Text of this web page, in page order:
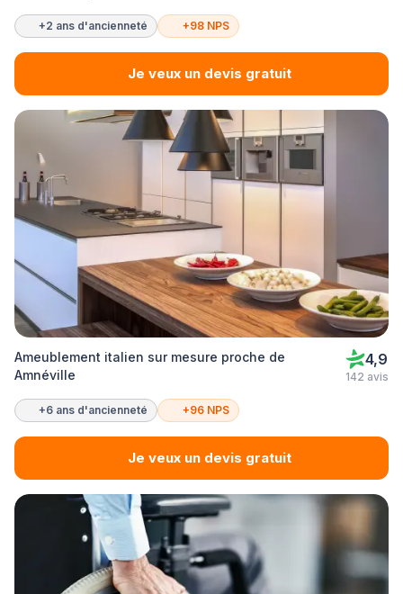
+2 ans d'ancienneté +98 NPS
Je veux un devis gratuit
Ameublement italien sur mesure proche de
Amnéville
4,9
142 avis
+6 ans d'ancienneté +96 NPS
Je veux un devis gratuit